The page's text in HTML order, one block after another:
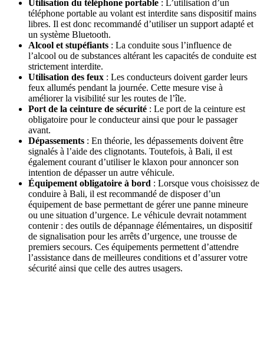
Utilisation du téléphone portable : L’utilisation d’un
téléphone portable au volant est interdite sans dispositif mains
libres. Il est donc recommandé d’utiliser un support adapté et
un système Bluetooth.
Alcool et stupéfiants : La conduite sous l’influence de
l’alcool ou de substances altérant les capacités de conduite est
strictement interdite.
Utilisation des feux : Les conducteurs doivent garder leurs
feux allumés pendant la journée. Cette mesure vise à
améliorer la visibilité sur les routes de l’île.
Port de la ceinture de sécurité : Le port de la ceinture est
obligatoire pour le conducteur ainsi que pour le passager
avant.
Dépassements : En théorie, les dépassements doivent être
signalés à l’aide des clignotants. Toutefois, à Bali, il est
également courant d’utiliser le klaxon pour annoncer son
intention de dépasser un autre véhicule.
Équipement obligatoire à bord : Lorsque vous choisissez de
conduire à Bali, il est recommandé de disposer d’un
équipement de base permettant de gérer une panne mineure
ou une situation d’urgence. Le véhicule devrait notamment
contenir : des outils de dépannage élémentaires, un dispositif
de signalisation pour les arrêts d’urgence, une trousse de
premiers secours. Ces équipements permettent d’attendre
l’assistance dans de meilleures conditions et d’assurer votre
sécurité ainsi que celle des autres usagers.